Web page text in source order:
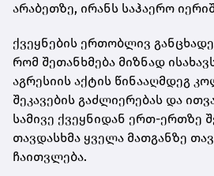
არაბეთზე, ირანს საჰაერო
ქვეყნების ერთობლივ
რომ შეთანხმება მიზნად
აგრესიის აქტის წინააღმდეგ
შეკავების გაძლიერებას და
სამივე ქვეყნიდან ერთ-ერთზე
თავდასხმა ყველა მათგანზე
ჩაითვლება.